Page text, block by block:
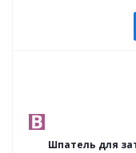
Шпатель для